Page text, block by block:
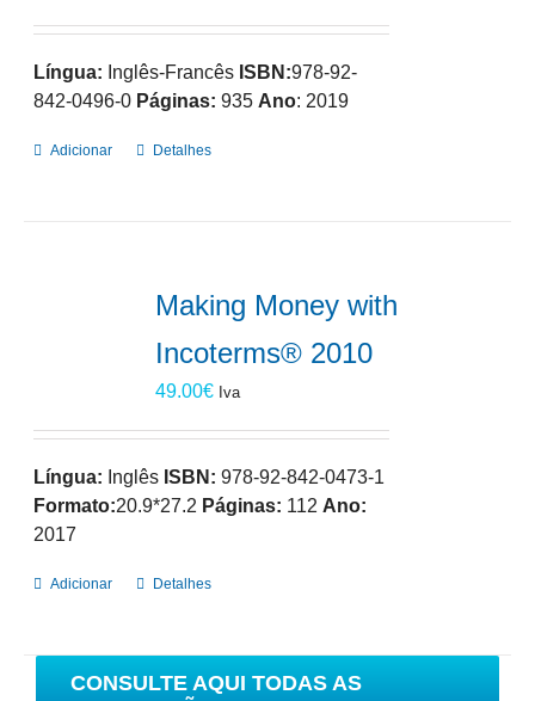
Língua: Inglês-Francês ISBN:978-92-
842-0496-0 Páginas: 935 Ano: 2019
Adicionar Detalhes
Making Money with
Incoterms® 2010
49.00€ Iva
Língua: Inglês ISBN: 978-92-842-0473-1
Formato:20.9*27.2 Páginas: 112 Ano:
2017
Adicionar Detalhes
CONSULTE AQUI TODAS AS